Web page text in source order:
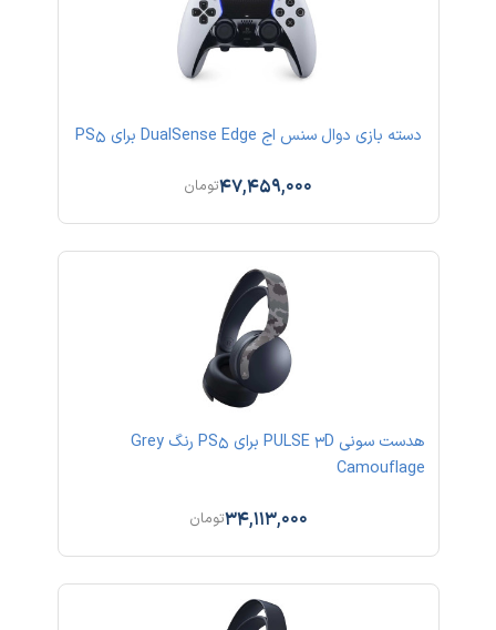
دسته بازی دوال سنس اج DualSense Edge برای PS5
47,459,000تومان
هدست سونی PULSE 3D برای PS5 رنگ Grey
Camouflage
34,113,000تومان